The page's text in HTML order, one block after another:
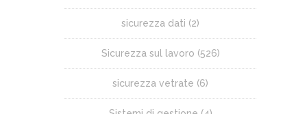
sicurezza dati (2)
Sicurezza sul lavoro (526)
sicurezza vetrate (6)